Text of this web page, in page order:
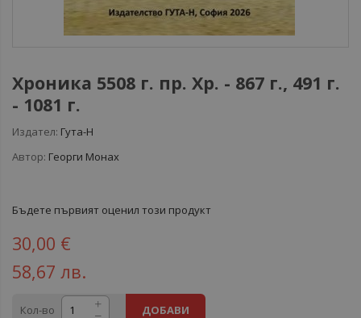
Хроника 5508 г. пр. Хр. - 867 г., 491 г.
- 1081 г.
Издател: Гута-Н
Автор: Георги Монах
Бъдете първият оценил този продукт
30,00 €
58,67 лв.
Кол-во ДОБАВИ